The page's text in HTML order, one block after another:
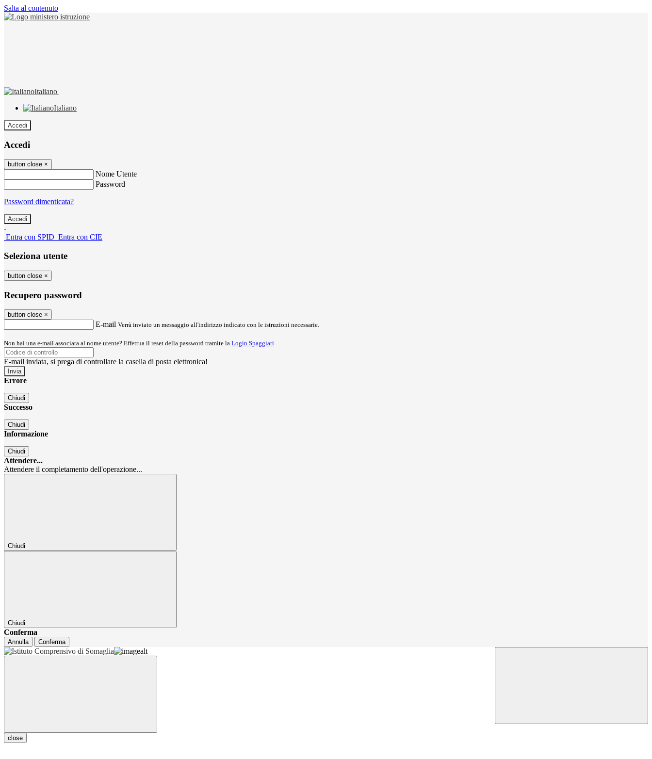
Salta al contenuto
Italiano
Italiano
Accedi
Accedi
button close ×
Nome Utente
Password
Password dimenticata?
-
Entra con SPID Entra con CIE
Seleziona utente
button close ×
Recupero password
button close ×
E-mail Verrà inviato un messaggio all'indirizzo indicato con le istruzioni necessarie.
Non hai una e-mail associata al nome utente? Effettua il reset della password tramite la Login Spaggiari
E-mail inviata, si prega di controllare la casella di posta elettronica!
Errore
Chiudi
Successo
Chiudi
Informazione
Chiudi
Attendere...
Attendere il completamento dell'operazione...
Chiudi
Chiudi
Conferma
Annulla Conferma
close